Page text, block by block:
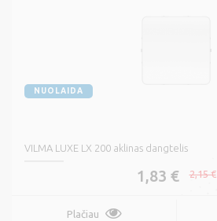
NUOLAIDA
VILMA LUXE LX 200 aklinas dangtelis
1,83 € 2,15 €
Plačiau